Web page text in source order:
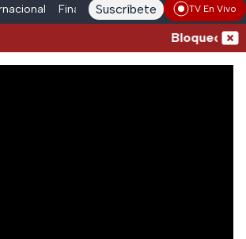
Finanzas adn Noticias Radio
Suscríbete TV En Vivo
Bloqueos y